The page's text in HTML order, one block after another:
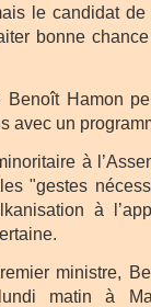
le candidat
bonne
Hamon
avec un
à
"gestes
à
ministre,
matin à